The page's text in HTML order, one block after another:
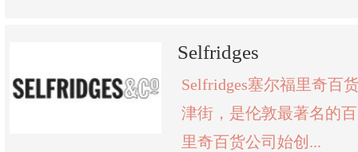
Selfridges
Selfridges塞尔福里奇百
津街，是伦敦最著名的
里奇百货公司始创...